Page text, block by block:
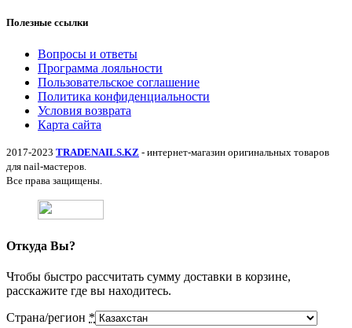
Полезные ссылки
Вопросы и ответы
Программа лояльности
Пользовательское соглашение
Политика конфиденциальности
Условия возврата
Карта сайта
2017-2023 TRADENAILS.KZ - интернет-магазин оригинальных товаров
для nail-мастеров.
Все права защищены.
Откуда Вы?
Чтобы быстро рассчитать сумму доставки в корзине,
расскажите где вы находитесь.
Страна/регион *